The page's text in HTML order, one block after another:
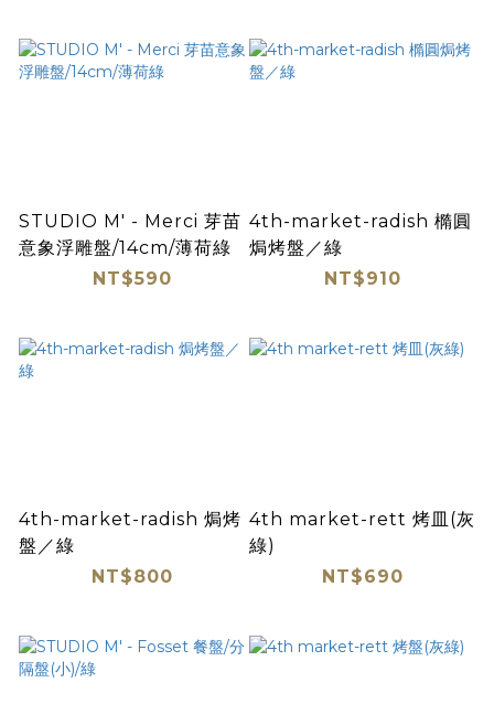
STUDIO M' - Merci 芽苗
意象浮雕盤/14cm/薄荷綠
NT$590
4th-market-radish 橢圓
焗烤盤／綠
NT$910
4th-market-radish 焗烤
盤／綠
NT$800
4th market-rett 烤皿(灰
綠)
NT$690